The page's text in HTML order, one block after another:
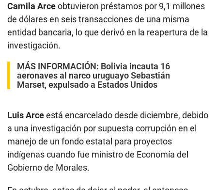
Camila Arceobtuvieron préstamos por 9,1 millones
de dólares en seis transacciones de una misma
entidad bancaria, lo que derivó en la reapertura de la
investigación.
MÁS INFORMACIÓN: Bolivia incauta 16
aeronaves al narco uruguayo Sebastián
Marset, expulsado a Estados Unidos
Luis Arceestá encarcelado desde diciembre, debido
a una investigación por supuesta corrupción en el
manejo de un fondo estatal para proyectos
indígenas cuando fue ministro de Economía del
Gobierno de Morales.